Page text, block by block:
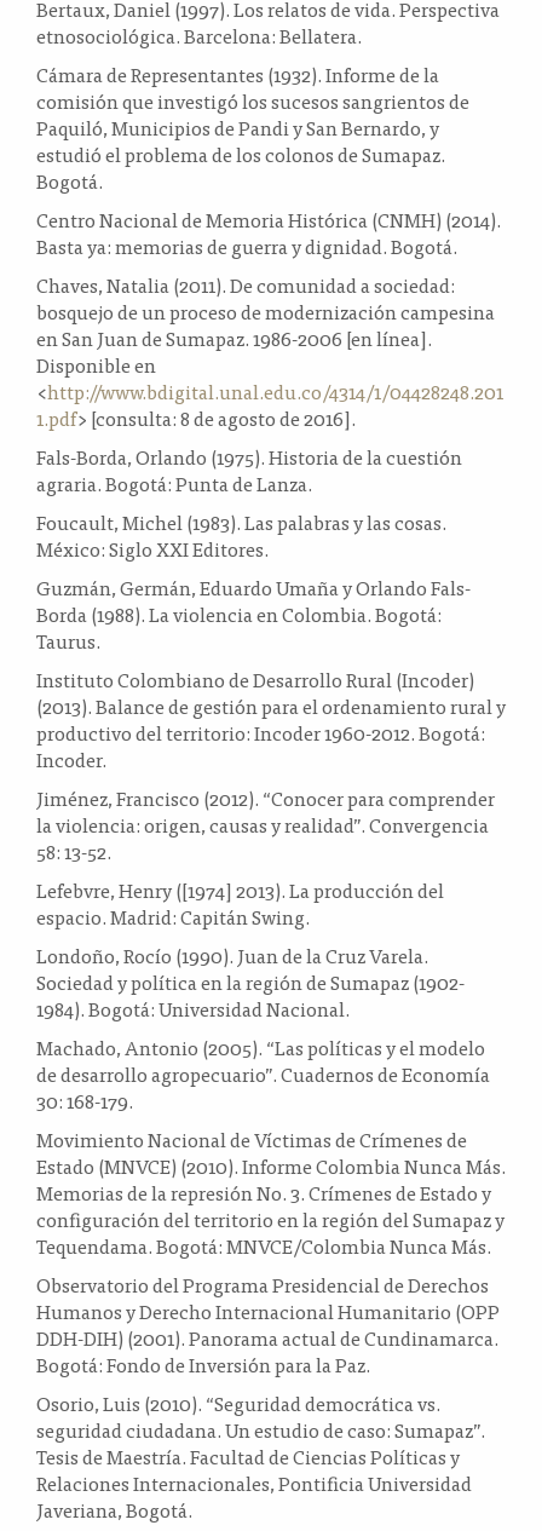
Bertaux, Daniel (1997). Los relatos de vida. Perspectiva
etnosociológica. Barcelona: Bellatera.
Cámara de Representantes (1932). Informe de la
comisión que investigó los sucesos sangrientos de
Paquiló, Municipios de Pandi y San Bernardo, y
estudió el problema de los colonos de Sumapaz.
Bogotá.
Centro Nacional de Memoria Histórica (CNMH) (2014).
Basta ya: memorias de guerra y dignidad. Bogotá.
Chaves, Natalia (2011). De comunidad a sociedad:
bosquejo de un proceso de modernización campesina
en San Juan de Sumapaz. 1986-2006 [en línea].
Disponible en
<http://www.bdigital.unal.edu.co/4314/1/04428248.201
1.pdf> [consulta: 8 de agosto de 2016].
Fals-Borda, Orlando (1975). Historia de la cuestión
agraria. Bogotá: Punta de Lanza.
Foucault, Michel (1983). Las palabras y las cosas.
México: Siglo XXI Editores.
Guzmán, Germán, Eduardo Umaña y Orlando Fals-
Borda (1988). La violencia en Colombia. Bogotá:
Taurus.
Instituto Colombiano de Desarrollo Rural (Incoder)
(2013). Balance de gestión para el ordenamiento rural y
productivo del territorio: Incoder 1960-2012. Bogotá:
Incoder.
Jiménez, Francisco (2012). “Conocer para comprender
la violencia: origen, causas y realidad”. Convergencia
58: 13-52.
Lefebvre, Henry ([1974] 2013). La producción del
espacio. Madrid: Capitán Swing.
Londoño, Rocío (1990). Juan de la Cruz Varela.
Sociedad y política en la región de Sumapaz (1902-
1984). Bogotá: Universidad Nacional.
Machado, Antonio (2005). “Las políticas y el modelo
de desarrollo agropecuario”. Cuadernos de Economía
30: 168-179.
Movimiento Nacional de Víctimas de Crímenes de
Estado (MNVCE) (2010). Informe Colombia Nunca Más.
Memorias de la represión No. 3. Crímenes de Estado y
configuración del territorio en la región del Sumapaz y
Tequendama. Bogotá: MNVCE/Colombia Nunca Más.
Observatorio del Programa Presidencial de Derechos
Humanos y Derecho Internacional Humanitario (OPP
DDH-DIH) (2001). Panorama actual de Cundinamarca.
Bogotá: Fondo de Inversión para la Paz.
Osorio, Luis (2010). “Seguridad democrática vs.
seguridad ciudadana. Un estudio de caso: Sumapaz”.
Tesis de Maestría. Facultad de Ciencias Políticas y
Relaciones Internacionales, Pontificia Universidad
Javeriana, Bogotá.